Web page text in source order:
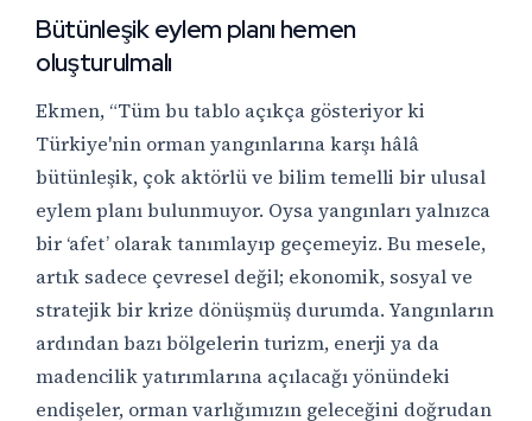
Bütünleşik eylem planı hemen
oluşturulmalı
Ekmen, “Tüm bu tablo açıkça gösteriyor ki
Türkiye'nin orman yangınlarına karşı hâlâ
bütünleşik, çok aktörlü ve bilim temelli bir ulusal
eylem planı bulunmuyor. Oysa yangınları yalnızca
bir ‘afet’ olarak tanımlayıp geçemeyiz. Bu mesele,
artık sadece çevresel değil; ekonomik, sosyal ve
stratejik bir krize dönüşmüş durumda. Yangınların
ardından bazı bölgelerin turizm, enerji ya da
madencilik yatırımlarına açılacağı yönündeki
endişeler, orman varlığımızın geleceğini doğrudan